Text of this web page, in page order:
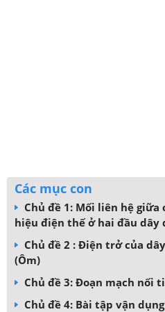
Các mục con
Chủ đề 1: Mối liên hệ giữa
hiệu điện thế ở hai đầu dây
Chủ đề 2 : Điện trở của
(Ôm)
Chủ đề 3: Đoạn mạch nối
Chủ đề 4: Bài tập vận